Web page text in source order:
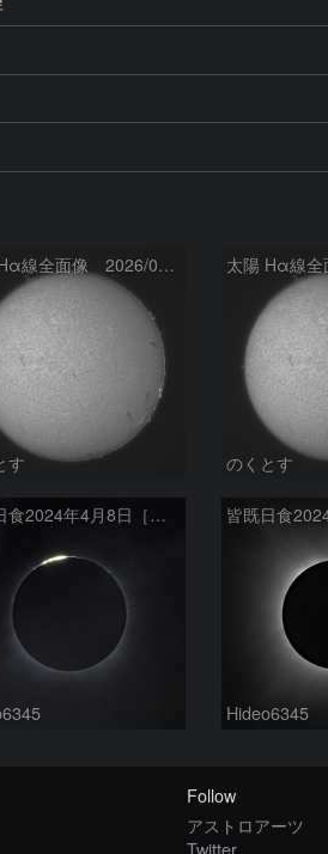
太陽 Hα線全面像 2026/03/15
す のくとす
皆既日食2024年4月8日［第２接触時のダイヤモンドリング］
Hideo6345
Follow
アストロアーツ
Twitter